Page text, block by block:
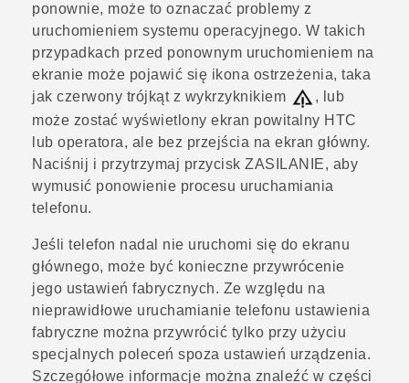
ponownie, może to oznaczać problemy z
uruchomieniem systemu operacyjnego. W takich
przypadkach przed ponownym uruchomieniem na
ekranie może pojawić się ikona ostrzeżenia, taka
jak czerwony trójkąt z wykrzyknikiem
, lub
może zostać wyświetlony ekran powitalny HTC
lub operatora, ale bez przejścia na ekran główny.
Naciśnij i przytrzymaj przycisk ZASILANIE, aby
wymusić ponowienie procesu uruchamiania
telefonu.
Jeśli telefon nadal nie uruchomi się do ekranu
głównego, może być konieczne przywrócenie
jego ustawień fabrycznych. Ze względu na
nieprawidłowe uruchamianie telefonu ustawienia
fabryczne można przywrócić tylko przy użyciu
specjalnych poleceń spoza ustawień urządzenia.
Szczegółowe informacje można znaleźć w części